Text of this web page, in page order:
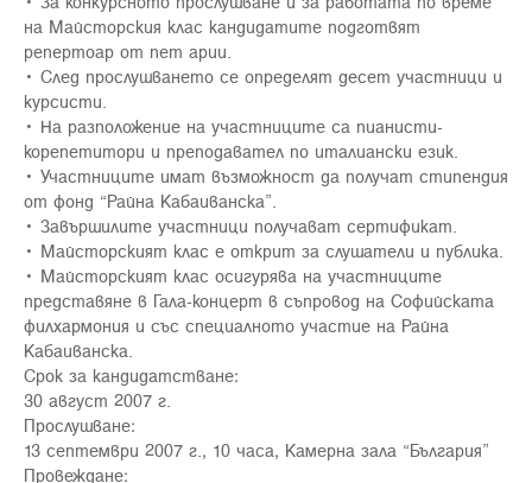
на Майсторския клас кандидатите подготвят
репертоар от пет арии.
• След прослушването се определят десет участници и
курсисти.
• На разположение на участниците са пианисти-
корепетитори и преподавател по италиански език.
• Участниците имат възможност да получат стипендия
от фонд “Райна Кабаиванска”.
• Завършилите участници получават сертификат.
• Майсторският клас е открит за слушатели и публика.
• Майсторският клас осигурява на участниците
представяне в Гала-концерт в съпровод на Софийската
филхармония и със специалното участие на Райна
Кабаиванска.
Срок за кандидатстване:
30 август 2007 г.
Прослушване:
13 септември 2007 г., 10 часа, Камерна зала “България”
Провеждане: